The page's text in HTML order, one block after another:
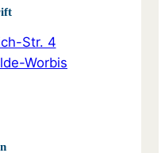
Str. 4
Worbis